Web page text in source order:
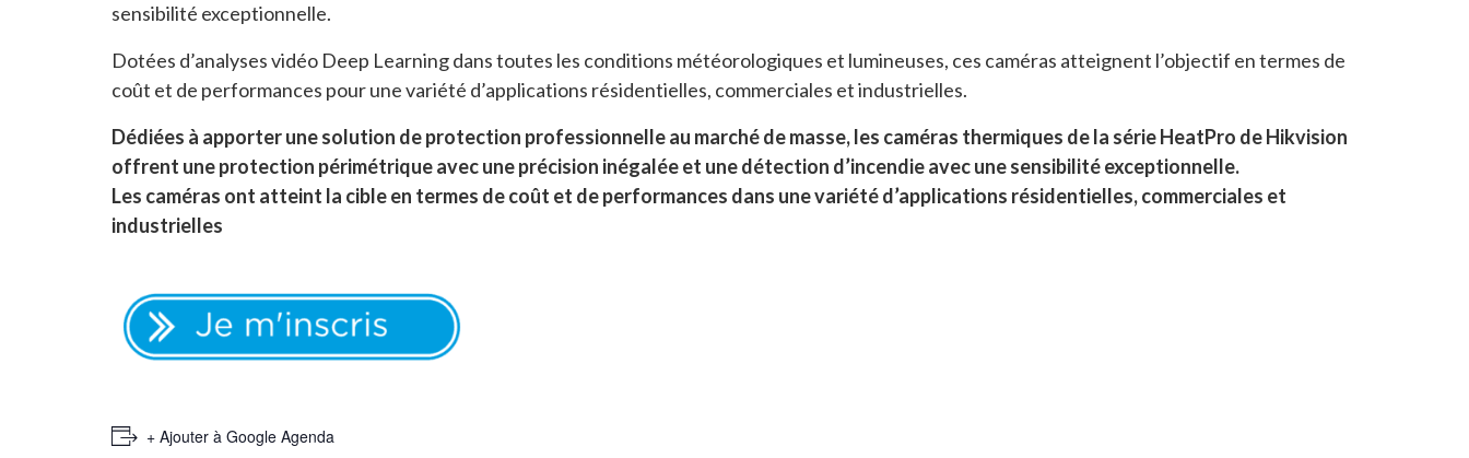
sensibilité exceptionnelle.
Dotées d’analyses vidéo Deep Learning dans toutes les conditions météorologiques et lumineuses, ces caméras atteignent l’objectif en termes de
coût et de performances pour une variété d’applications résidentielles, commerciales et industrielles.
Dédiées à apporter une solution de protection professionnelle au marché de masse, les caméras thermiques de la série HeatPro de Hikvision
offrent une protection périmétrique avec une précision inégalée et une détection d’incendie avec unesensibilité exceptionnelle.
Les caméras ont atteint la cible en termes de coût et de performances dans une variété d’applications résidentielles, commerciales et
industrielles
+ Ajouter à Google Agenda